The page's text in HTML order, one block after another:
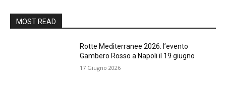
MOST READ
Rotte Mediterranee 2026: l’evento
Gambero Rosso a Napoli il 19 giugno
17 Giugno 2026